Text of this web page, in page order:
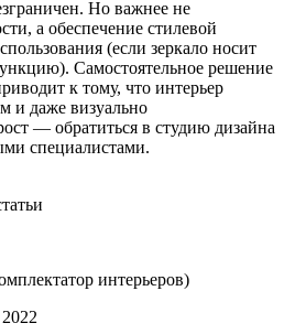
Но важнее не
а обеспечение стилевой
(если зеркало носит
Самостоятельное решение
к тому, что интерьер
и даже визуально
— обратиться в студию дизайна
специалистами.
интерьеров)